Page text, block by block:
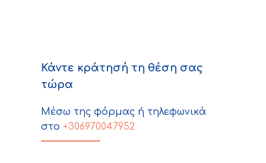
Κάντε κράτησή τη θέση σας
τώρα
Μέσω της φόρμας ή τηλεφωνικά
στο +306970047952